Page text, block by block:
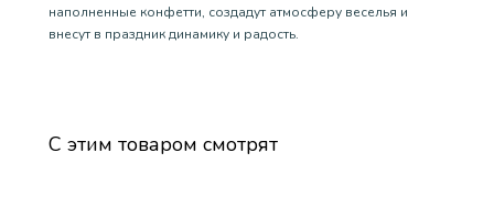
наполненные конфетти, создадут атмосферу веселья и
внесут в праздник динамику и радость.
С этим товаром смотрят